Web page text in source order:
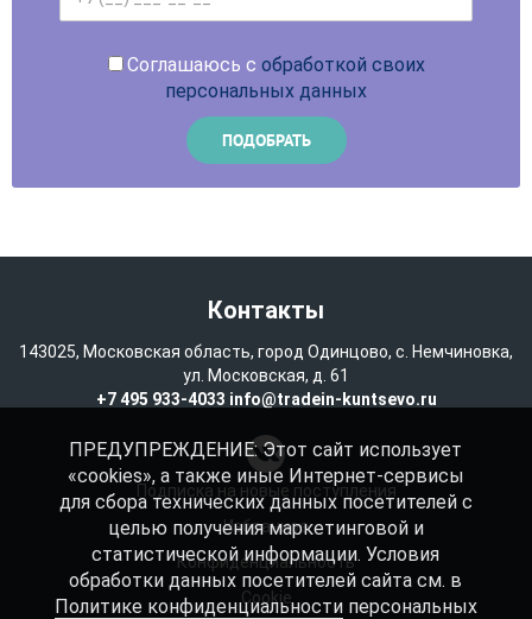
Соглашаюсь с обработкой своих
персональных данных
Контакты
143025, Московская область, город Одинцово, с. Немчиновка,
ул. Московская, д. 61
+7 495 933-4033 info@tradein-kuntsevo.ru
Подписка на новые поступления
Избранное
Конфиденциальность
Cookie
ПРЕДУПРЕЖДЕНИЕ: Этот сайт использует
«cookies», а также иные Интернет-сервисы
для сбора технических данных посетителей с
целью получения маркетинговой и
статистической информации. Условия
обработки данных посетителей сайта см. в
Политике конфиденциальностиперсональных